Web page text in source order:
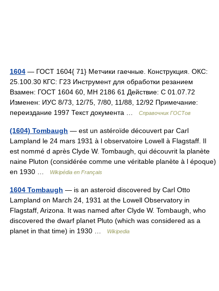
1604 — ГОСТ 1604{ 71} Метчики гаечные. Конструкция. ОКС:
25.100.30 КГС: Г23 Инструмент для обработки резанием
Взамен: ГОСТ 1604 60, МН 2186 61 Действие: С 01.07.72
Изменен: ИУС 8/73, 12/75, 7/80, 11/88, 12/92 Примечание:
переиздание 1997 Текст документа …
Справочник ГОСТов
(1604) Tombaugh — est un astéroïde découvert par Carl
Lampland le 24 mars 1931 à l observatoire Lowell à Flagstaff. Il
est nommé d après Clyde W. Tombaugh, qui découvrit la planète
naine Pluton (considérée comme une véritable planète à l époque)
en 1930 …
Wikipédia en Français
1604 Tombaugh — is an asteroid discovered by Carl Otto
Lampland on March 24, 1931 at the Lowell Observatory in
Flagstaff, Arizona. It was named after Clyde W. Tombaugh, who
discovered the dwarf planet Pluto (which was considered as a
planet in that time) in 1930 …
Wikipedia